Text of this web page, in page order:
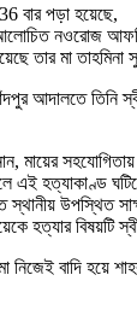
বার পড়া হয়েছে,
নওরোজ
তার মা
আদালতে তিনি
মায়ের
হত্যাকাণ্ড
উপস্থিত
হত্যার বিষয়টি
বাদি হয়ে